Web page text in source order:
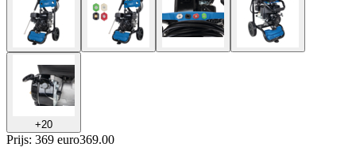
+20
Prijs: 369 euro369.00